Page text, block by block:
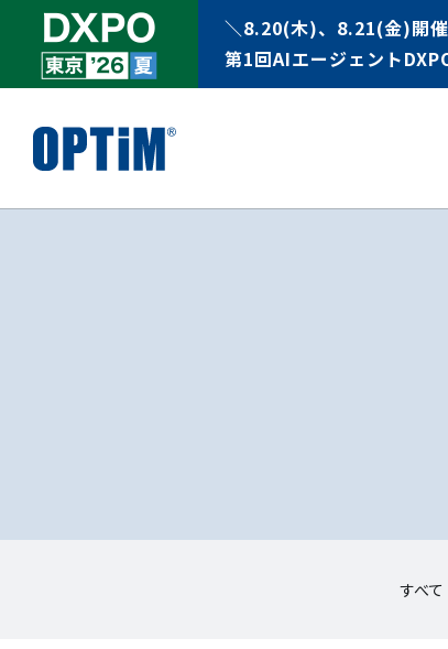
＼8.20(木)、8.21(金)開
第1回AIエージェント
すべて